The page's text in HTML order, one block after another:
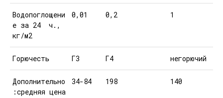
Водопоглощени
е за 24 ч.,
кг/м2
0,01 0,2 1
Горючесть Г3 Г4 негорючий
Дополнительно
:средняя цена
34-84 198 140